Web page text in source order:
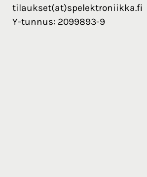
tilaukset(at)spelektroniikka.fi
Y-tunnus: 2099893-9